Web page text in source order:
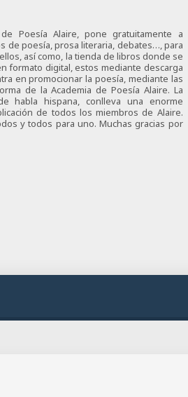
Poesía Alaire, pone gratuitamente a
de poesía, prosa literaria, debates…, para
así como, la tienda de libros donde se
formato digital, estos mediante descarga
en promocionar la poesía, mediante las
de la Academia de Poesía Alaire. La
habla hispana, conlleva una enorme
de todos los miembros de Alaire.
y todos para uno. Muchas gracias por